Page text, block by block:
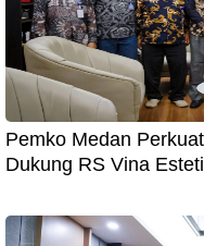
Pemko Medan
Dukung RS Vina